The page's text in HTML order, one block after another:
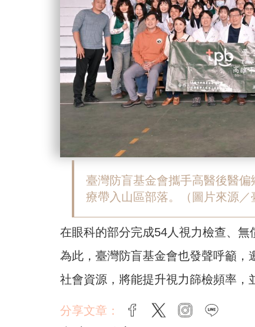
臺灣防盲基金會攜手高醫後醫
療帶入山區部落。（圖片來源／
在眼科的部分完成54人視力檢查、無
為此，臺灣防盲基金會也發聲呼籲，
社會資源，將能提升視力篩檢頻率，
分享文章： facebook
twitter instagram